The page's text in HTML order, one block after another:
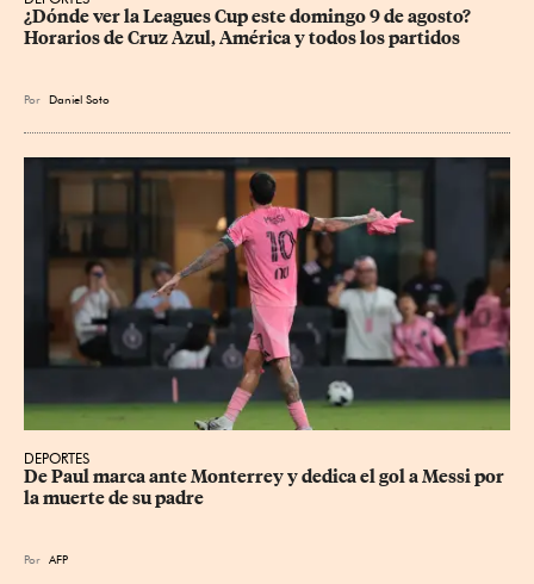
¿Dónde ver la Leagues Cup este domingo 9 de agosto?
Horarios de Cruz Azul, América y todos los partidos
Por Daniel Soto
DEPORTES
De Paul marca ante Monterrey y dedica el gol a Messi por
la muerte de su padre
Por AFP